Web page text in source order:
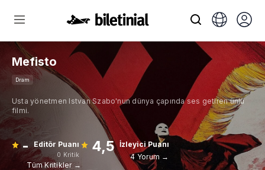
Mefisto
Dram
Usta yönetmen Istvan Szabo'nun dünya çapında ses getiren ünlü
filmi.
- Editör Puanı
0 Kritik
Tüm Kritikler →
4,5 İzleyici Puanı
4 Yorum →